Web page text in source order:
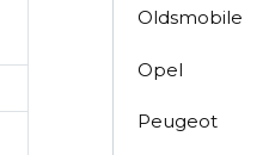
Oldsmobile
Opel
Peugeot